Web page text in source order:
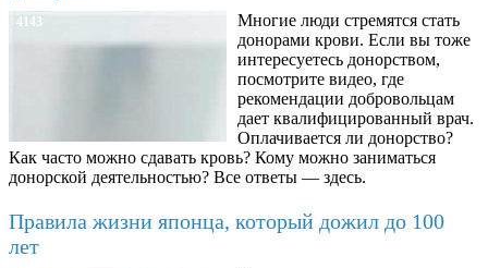
4143
Многие люди стремятся стать
донорами крови. Если вы тоже
интересуетесь донорством,
посмотрите видео, где
рекомендации добровольцам
дает квалифицированный врач.
Оплачивается ли донорство?
Как часто можно сдавать кровь? Кому можно заниматься
донорской деятельностью? Все ответы — здесь.
Правила жизни японца, который дожил до 100
лет